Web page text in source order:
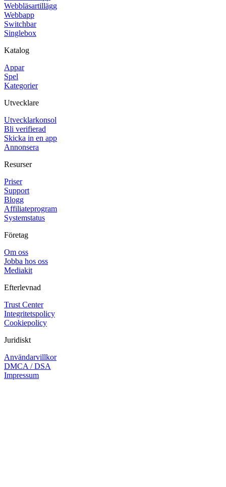
Webbläsartillägg
Webbapp
Switchbar
Singlebox
Katalog
Appar
Spel
Kategorier
Utvecklare
Utvecklarkonsol
Bli verifierad
Skicka in en app
Annonsera
Resurser
Priser
Support
Blogg
Affiliateprogram
Systemstatus
Företag
Om oss
Jobba hos oss
Mediakit
Efterlevnad
Trust Center
Integritetspolicy
Cookiepolicy
Juridiskt
Användarvillkor
DMCA / DSA
Impressum